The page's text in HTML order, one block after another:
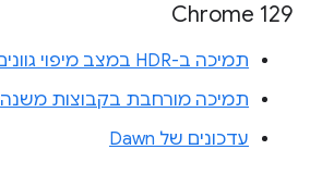
Chrome 129
תמיכה ב-HDR במצב מיפוי גוונים של לוח הציור
תמיכה מורחבת בקבוצות משנה
עדכונים של Dawn